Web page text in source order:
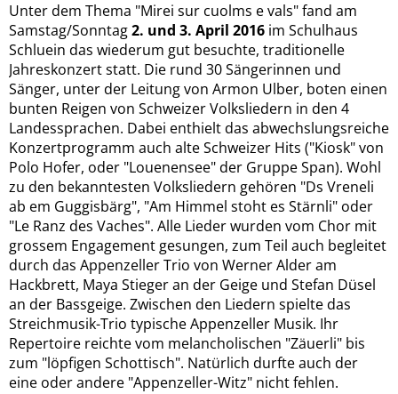
Unter dem Thema "Mirei sur cuolms e vals" fand am
Samstag/Sonntag2. und 3. April 2016 im Schulhaus
Schluein das wiederum gut besuchte, traditionelle
Jahreskonzert statt. Die rund 30 Sängerinnen und
Sänger, unter der Leitung von Armon Ulber, boten einen
bunten Reigen von Schweizer Volksliedern in den 4
Landessprachen. Dabei enthielt das abwechslungsreiche
Konzertprogramm auch alte Schweizer Hits ("Kiosk" von
Polo Hofer, oder "Louenensee" der Gruppe Span). Wohl
zu den bekanntesten Volksliedern gehören "Ds Vreneli
ab em Guggisbärg", "Am Himmel stoht es Stärnli" oder
"Le Ranz des Vaches". Alle Lieder wurden vom Chor mit
grossem Engagement gesungen, zum Teil auch begleitet
durch das Appenzeller Trio von Werner Alder am
Hackbrett, Maya Stieger an der Geige und Stefan Düsel
an der Bassgeige. Zwischen den Liedern spielte das
Streichmusik-Trio typische Appenzeller Musik. Ihr
Repertoire reichte vom melancholischen "Zäuerli" bis
zum "löpfigen Schottisch". Natürlich durfte auch der
eine oder andere "Appenzeller-Witz" nicht fehlen.